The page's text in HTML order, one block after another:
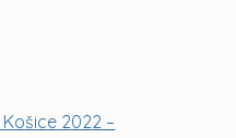
2022 –